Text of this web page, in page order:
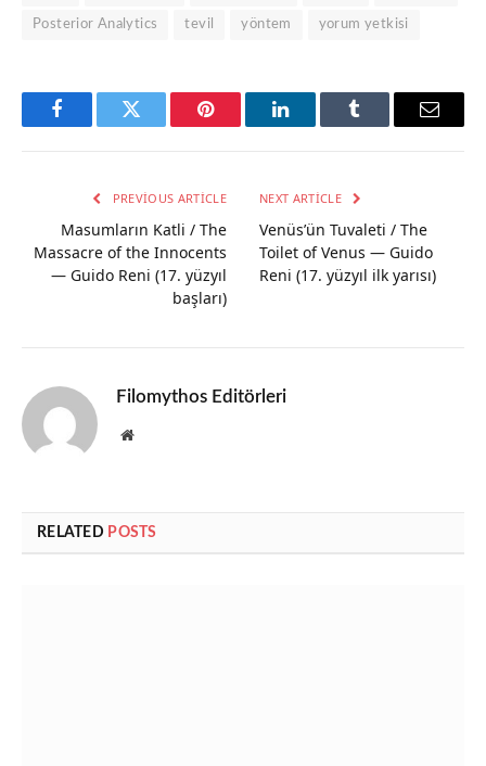
Posterior Analytics tevil yöntem yorum yetkisi
FacebookTwitter Pinterest LinkedInTumblr Email
PREVIOUS ARTICLE
Masumların Katli / The
Massacre of the Innocents
— Guido Reni (17. yüzyıl
başları)
NEXT ARTICLE
Venüs’ün Tuvaleti / The
Toilet of Venus — Guido
Reni (17. yüzyıl ilk yarısı)
Filomythos Editörleri
Website
RELATED POSTS